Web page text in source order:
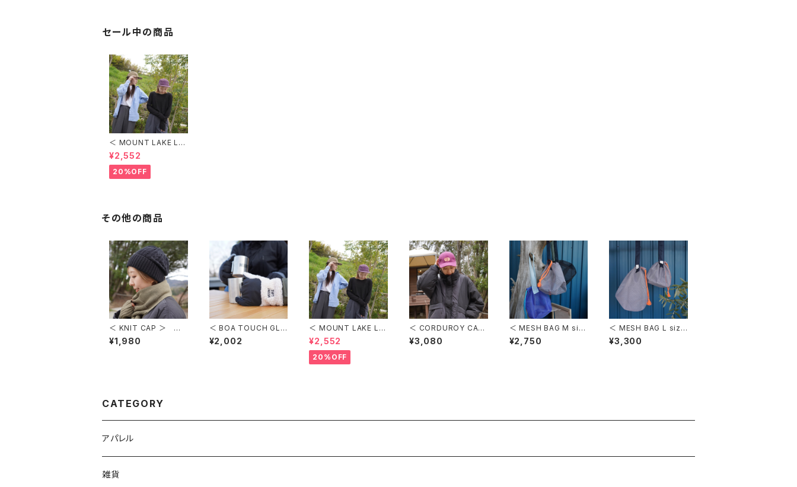
セール中の商品
＜ MOUNT LAKE LO
GO CAMP CAP ＞
MOUNT LAKE ロゴキ
ャンプキャップ
¥2,552
20%OFF
その他の商品
＜ KNIT CAP ＞ ニッ
トキャップ
¥1,980
＜ BOA TOUCH GLO
VES ＞ ボアタッチロ
ゴ刺繍グローブ
¥2,002
＜ MOUNT LAKE LO
GO CAMP CAP ＞
MOUNT LAKE ロゴキ
ャンプキャップ
¥2,552
20%OFF
＜ CORDUROY CAP
＞ コーデュロイキャッ
プ
¥3,080
＜ MESH BAG M siz
e＞ NAUGHTY NEED
LE × MOUNT LAKE
¥2,750
＜ MESH BAG L size
＞ NAUGHTY NEEDL
E × MOUNT LAKEコ
¥3,300
CATEGORY
アパレル
雑貨